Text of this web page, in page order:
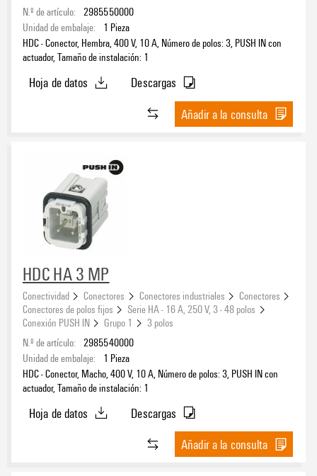
N.º de artículo: 2985550000
Unidad de embalaje:
1 Pieza
HDC - Conector, Hembra, 400 V, 10 A, Número de polos: 3, PUSH IN con
actuador, Tamaño de instalación: 1
Hoja de datos
Descargas
Añadir a la consulta
HDC HA 3 MP
Conectividad Conectores Conectores industriales
Conectores
Conectores de polos fijos
Serie HA - 16 A, 250 V, 3 - 48 polos
Conexión PUSH IN
Grupo 1
3 polos
N.º de artículo: 2985540000
Unidad de embalaje:
1 Pieza
HDC - Conector, Macho, 400 V, 10 A, Número de polos: 3, PUSH IN con
actuador, Tamaño de instalación: 1
Hoja de datos
Descargas
Añadir a la consulta